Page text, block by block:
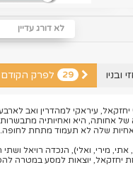
לא דורג עדיין
29 לפרק הקודם ובניו
עיראקי למהדרין ואב
של אחותה, היא ואחיותיה
שלה לא תעמוד מתחת לחופה.
מירי, ואלי), הנכדה רויאל
יחזקאל, יוצאות למסע במטרה